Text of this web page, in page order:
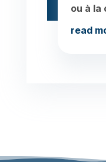
ou à la
read